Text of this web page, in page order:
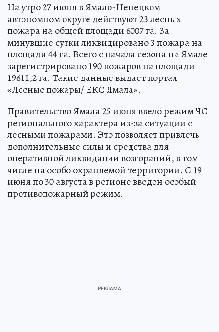
На утро 27 июня в Ямало-Ненецком
автономном округе действуют 23 лесных
пожара на общей площади 6007 га. За
минувшие сутки ликвидировано 3 пожара на
площади 44 га. Всего с начала сезона на Ямале
зарегистрировано 190 пожаров на площади
19611,2 га. Такие данные выдает портал
«Лесные пожары/ ЕКС Ямала».
Правительство Ямала 25 июня ввело режим ЧС
регионального характера из-за ситуации с
лесными пожарами. Это позволяет привлечь
дополнительные силы и средства для
оперативной ликвидации возгораний, в том
числе на особо охраняемой территории. С 19
июня по 30 августа в регионе введен особый
противопожарный режим.